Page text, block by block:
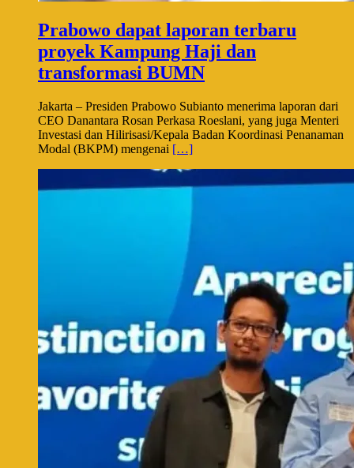
Prabowo dapat laporan terbaru
proyek Kampung Haji dan
transformasi BUMN
Jakarta – Presiden Prabowo Subianto menerima laporan dari
CEO Danantara Rosan Perkasa Roeslani, yang juga Menteri
Investasi dan Hilirisasi/Kepala Badan Koordinasi Penanaman
Modal (BKPM) mengenai […]